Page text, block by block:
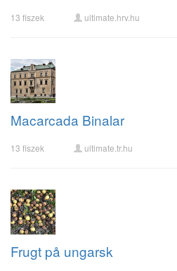
13 fiszek ultimate.hrv.hu
Macarcada Binalar
13 fiszek ultimate.tr.hu
Frugt på ungarsk